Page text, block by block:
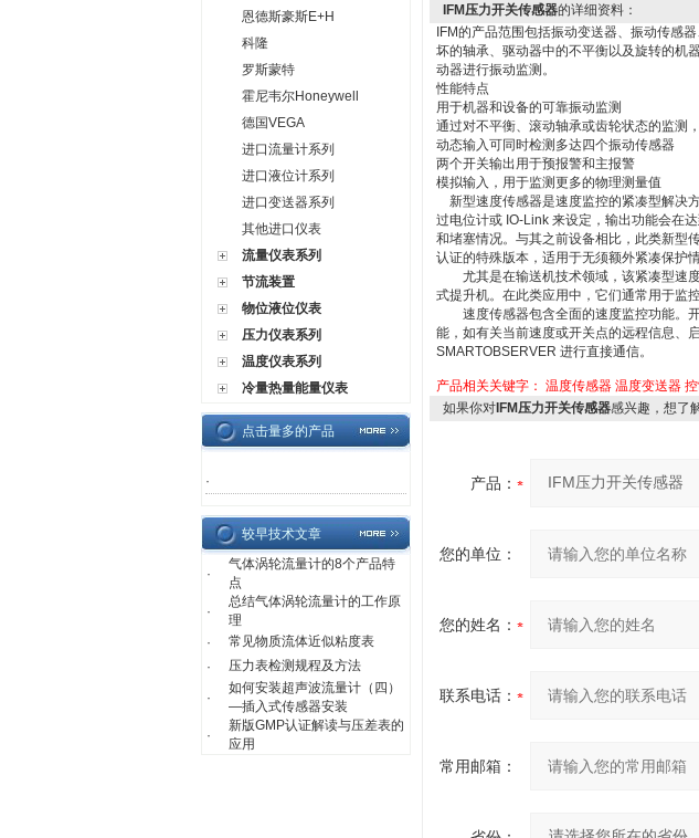
恩德斯豪斯E+H
科隆
罗斯蒙特
霍尼韦尔Honeywell
德国VEGA
进口流量计系列
进口液位计系列
进口变送器系列
其他进口仪表
流量仪表系列
节流装置
物位液位仪表
压力仪表系列
温度仪表系列
冷量热量能量仪表
点击量多的产品
·
较早技术文章
·
气体涡轮流量计的8个产品特
点
·
总结气体涡轮流量计的工作原
理
·
常见物质流体近似粘度表
·
压力表检测规程及方法
·
如何安装超声波流量计（四）
—插入式传感器安装
·
新版GMP认证解读与压差表的
应用
IFM压力开关传感器的详细资料：
IFM的产品范围包括振动变送器、振动传感
坏的轴承、驱动器中的不平衡以及旋转的机
动器进行振动监测。
性能特点
用于机器和设备的可靠振动监测
通过对不平衡、滚动轴承或齿轮状态的监测
动态输入可同时检测多达四个振动传感器
两个开关输出用于预报警和主报警
模拟输入，用于监测更多的物理测量值
新型速度传感器是速度监控的紧凑型解决
过电位计或 IO-Link 来设定，输出功能会在
和堵塞情况。与其之前设备相比，此类新型
认证的特殊版本，适用于无须额外紧凑保护情
尤其是在输送机技术领域，该紧凑型速度
式提升机。在此类应用中，它们通常用于监
速度传感器包含全面的速度监控功能。开
能，如有关当前速度或开关点的远程信息、
SMARTOBSERVER 进行直接通信。
产品相关关键字： 温度传感器 温度变送器
如果你对 IFM压力开关传感器感兴趣，想了
产品：
您的单位：
您的姓名：
联系电话：
常用邮箱：